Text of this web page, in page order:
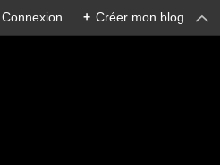
Connexion + Créer mon blog